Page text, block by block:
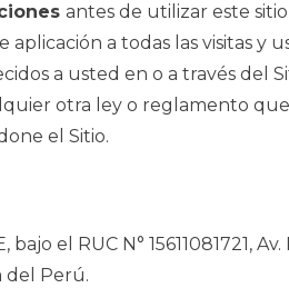
antes de utilizar este
aplicación a todas las visitas y
a usted en o a través del
otra ley o reglamento
el Sitio.
el RUC N° 15611081721,
del Perú.